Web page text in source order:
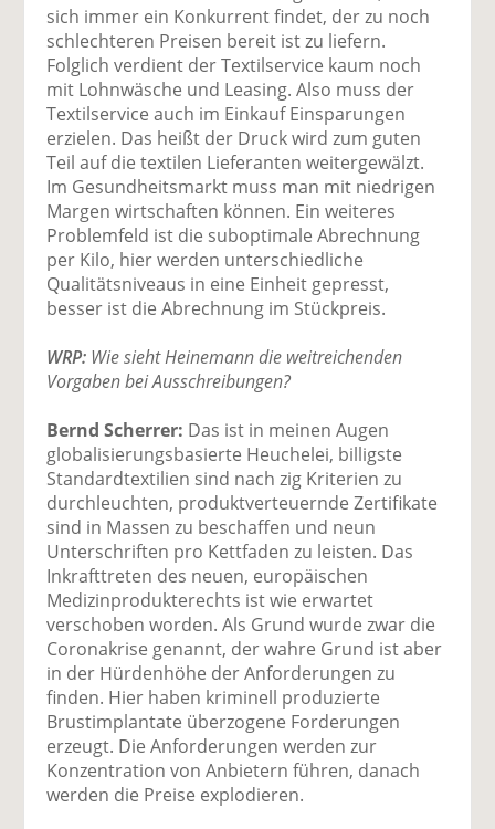
sich immer ein Konkurrent findet, der zu noch
schlechteren Preisen bereit ist zu liefern.
Folglich verdient der Textilservice kaum noch
mit Lohnwäsche und Leasing. Also muss der
Textilservice auch im Einkauf Einsparungen
erzielen. Das heißt der Druck wird zum guten
Teil auf die textilen Lieferanten weitergewälzt.
Im Gesundheitsmarkt muss man mit niedrigen
Margen wirtschaften können. Ein weiteres
Problemfeld ist die suboptimale Abrechnung
per Kilo, hier werden unterschiedliche
Qualitätsniveaus in eine Einheit gepresst,
besser ist die Abrechnung im Stückpreis.
WRP: Wie sieht Heinemann die weitreichenden
Vorgaben bei Ausschreibungen?
Bernd Scherrer: Das ist in meinen Augen
globalisierungsbasierte Heuchelei, billigste
Standardtextilien sind nach zig Kriterien zu
durchleuchten, produktverteuernde Zertifikate
sind in Massen zu beschaffen und neun
Unterschriften pro Kettfaden zu leisten. Das
Inkrafttreten des neuen, europäischen
Medizinprodukterechts ist wie erwartet
verschoben worden. Als Grund wurde zwar die
Coronakrise genannt, der wahre Grund ist aber
in der Hürdenhöhe der Anforderungen zu
finden. Hier haben kriminell produzierte
Brustimplantate überzogene Forderungen
erzeugt. Die Anforderungen werden zur
Konzentration von Anbietern führen, danach
werden die Preise explodieren.